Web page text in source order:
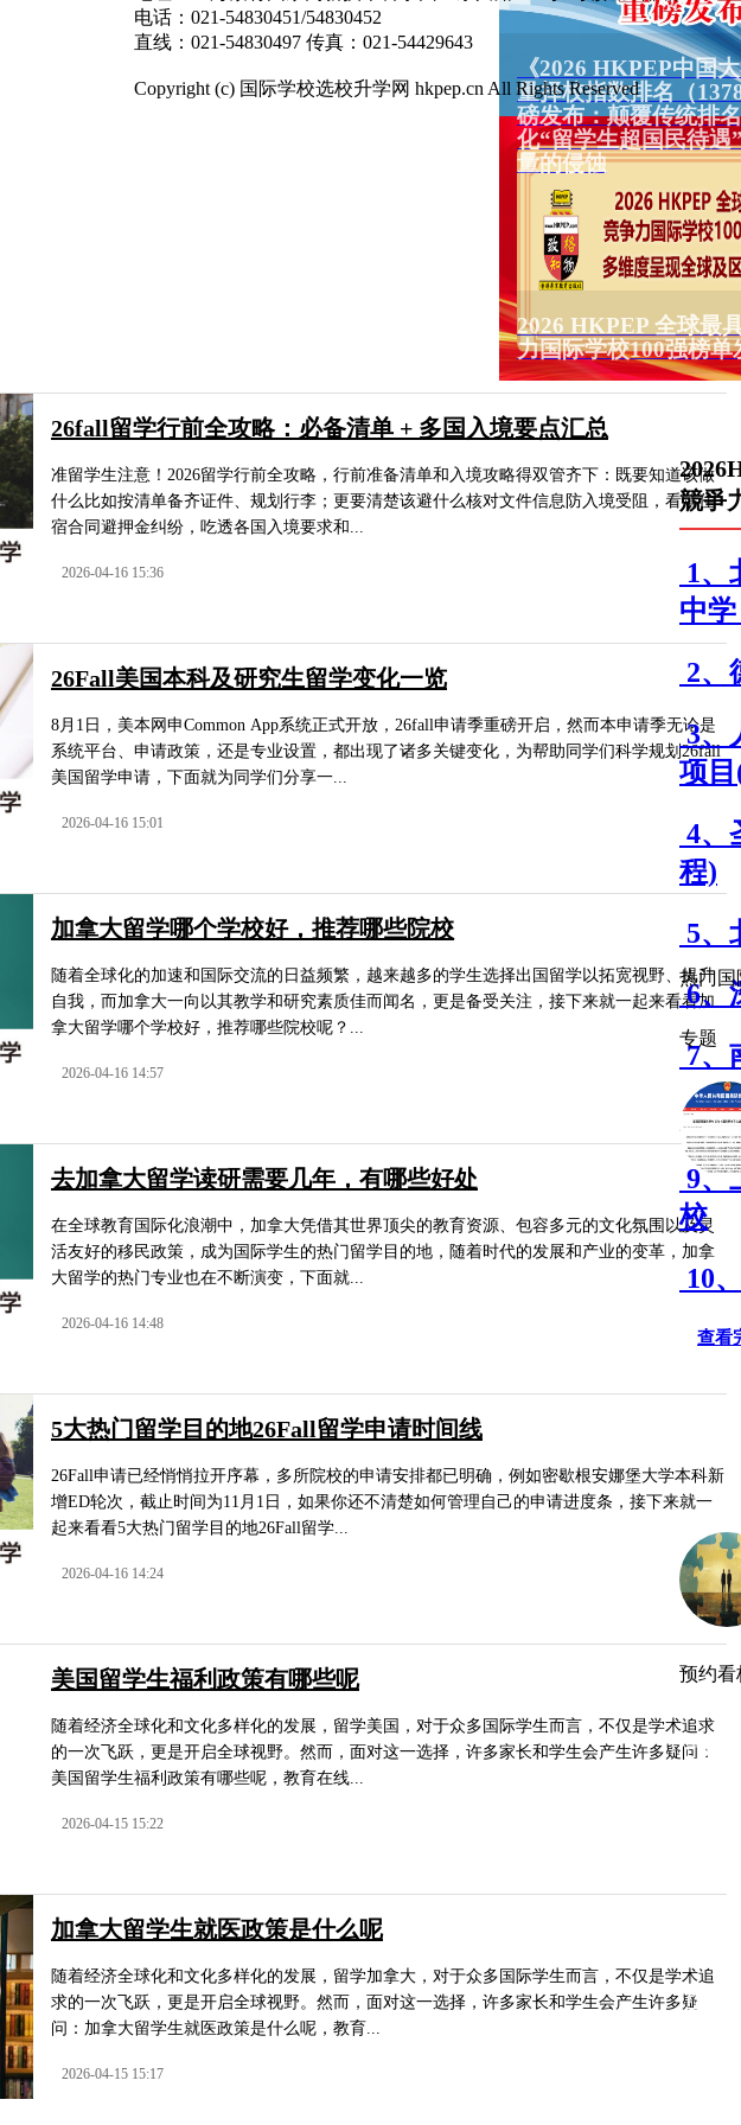
《2026 HKPEP中国
量择校指数排名（
磅发布：颠覆传统排
化“留学生超国民待遇
量的侵蚀
2026 HKPEP 全球最
力国际学校100强榜单
26fall留学行前全攻略：必备清单 + 多国入境要点汇总
准留学生注意！2026留学行前全攻略，行前准备清单和入境攻略得双管齐下：既要知道该做
什么比如按清单备齐证件、规划行李；更要清楚该避什么核对文件信息防入境受阻，看清住
宿合同避押金纠纷，吃透各国入境要求和...
2026-04-16 15:36
26Fall美国本科及研究生留学变化一览
8月1日，美本网申Common App系统正式开放，26fall申请季重磅开启，然而本申请季无论是
系统平台、申请政策，还是专业设置，都出现了诸多关键变化，为帮助同学们科学规划26fall
美国留学申请，下面就为同学们分享一...
2026-04-16 15:01
加拿大留学哪个学校好，推荐哪些院校
随着全球化的加速和国际交流的日益频繁，越来越多的学生选择出国留学以拓宽视野、提升
自我，而加拿大一向以其教学和研究素质佳而闻名，更是备受关注，接下来就一起来看看加
拿大留学哪个学校好，推荐哪些院校呢？...
2026-04-16 14:57
去加拿大留学读研需要几年，有哪些好处
在全球教育国际化浪潮中，加拿大凭借其世界顶尖的教育资源、包容多元的文化氛围以及灵
活友好的移民政策，成为国际学生的热门留学目的地，随着时代的发展和产业的变革，加拿
大留学的热门专业也在不断演变，下面就...
2026-04-16 14:48
5大热门留学目的地26Fall留学申请时间线
26Fall申请已经悄悄拉开序幕，多所院校的申请安排都已明确，例如密歇根安娜堡大学本科新
增ED轮次，截止时间为11月1日，如果你还不清楚如何管理自己的申请进度条，接下来就一
起来看看5大热门留学目的地26Fall留学...
2026-04-16 14:24
美国留学生福利政策有哪些呢
随着经济全球化和文化多样化的发展，留学美国，对于众多国际学生而言，不仅是学术追求
的一次飞跃，更是开启全球视野。然而，面对这一选择，许多家长和学生会产生许多疑问：
美国留学生福利政策有哪些呢，教育在线...
2026-04-15 15:22
加拿大留学生就医政策是什么呢
随着经济全球化和文化多样化的发展，留学加拿大，对于众多国际学生而言，不仅是学术追
求的一次飞跃，更是开启全球视野。然而，面对这一选择，许多家长和学生会产生许多疑
问：加拿大留学生就医政策是什么呢，教育...
2026-04-15 15:17
競爭
1、
中学
2、
3、
项
4、
程)
5、
6、
7、
8、
9、
校
10
查看
热门国
专题
预约看
广东/深
广东/广
电话：021-54830451/54830452
直线：021-54830497 传真：021-54429643
Copyright (c) 国际学校选校升学网 hkpep.cn All Rights Reserved